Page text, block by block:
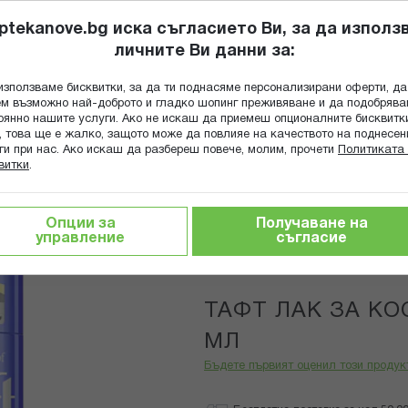
Търсене
ПОПИТАЙ
ГРИЖА ЗА МАЙКАТА И ДЕТЕТО ХРАНИТЕЛНИ ДОБАВКИ
КОСА УЛТРА 4-КА 250 МЛ
Taft
ТАФТ ЛАК ЗА
МЛ
Бъдете първият оценил този
иска съгласието Ви, за да
личните Ви данни за:
бисквитки, за да ти поднасяме персонализирани оферти, да
възможно най-доброто и гладко шопинг преживяване и да
нашите услуги. Ако не искаш да приемеш опционалните
това ще е жалко, защото може да повлияе на качеството на
при нас. Ако искаш да разбереш повече, молим, прочети
Политиката
.
Опции за
управление
Получаване на
съгласие